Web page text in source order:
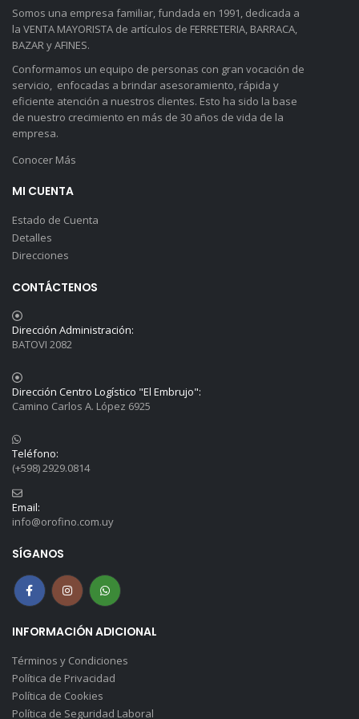
e
n
o
i
c
i
a
s
o
e
t
a
?
C
o
n
i
c
i
o
n
s
l
P
o
í
i
a
d
e
r
i
v
c
i
d
d
*
Somos una empresa familiar, fundada en 1991, dedicada a
la VENTA MAYORISTA de artículos de FERRETERIA, BARRACA,
BAZAR y AFINES.
Conformamos un equipo de personas con gran vocación de
servicio, enfocadas a brindar asesoramiento, rápida y
eficiente atención a nuestros clientes. Esto ha sido la base
de nuestro crecimiento en más de 30 años de vida de la
empresa.
Conocer Más
MI CUENTA
Estado de Cuenta
Detalles
Direcciones
CONTÁCTENOS
Dirección Administración:
BATOVI 2082
Dirección Centro Logístico "El Embrujo":
Camino Carlos A. López 6925
Teléfono:
(+598) 2929.0814
Email:
info@orofino.com.uy
SÍGANOS
INFORMACIÓN ADICIONAL
Términos y Condiciones
Política de Privacidad
Política de Cookies
Política de Seguridad Laboral